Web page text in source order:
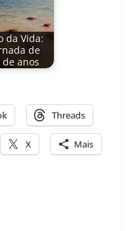
da Vida:
de
anos
Threads
X Mais